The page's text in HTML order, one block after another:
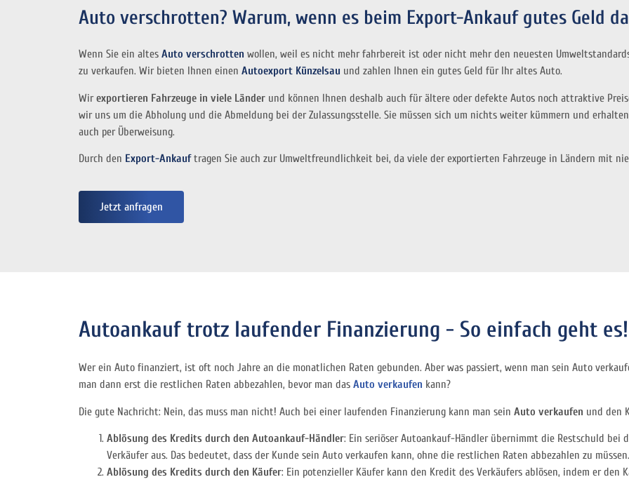
Auto verschrotten? Warum, wenn es beim Export-Ankauf gutes Geld
Wenn Sie ein altes Auto verschrotten wollen, weil es nicht mehr fahrbereit ist oder nicht mehr den neuesten
zu verkaufen. Wir bieten Ihnen einen Autoexport Künzelsau und zahlen Ihnen ein gutes Geld für Ihr altes Auto.
Wirexportieren Fahrzeuge in viele Länder und können Ihnen deshalb auch für ältere oder defekte Autos noch attraktive
wir uns um die Abholung und die Abmeldung bei der Zulassungsstelle. Sie müssen sich um nichts weiter kümmern und
auch per Überweisung.
Durch den Export-Ankauftragen Sie auch zur Umweltfreundlichkeit bei, da viele der exportierten Fahrzeuge in Ländern mit
Jetzt anfragen
Autoankauf trotz laufender Finanzierung - So einfach geht es!
Wer ein Auto finanziert, ist oft noch Jahre an die monatlichen Raten gebunden. Aber was passiert, wenn man sein Auto
man dann erst die restlichen Raten abbezahlen, bevor man das Auto verkaufen kann?
Die gute Nachricht: Nein, das muss man nicht! Auch bei einer laufenden Finanzierung kann man sein Auto verkaufen und den
Ablösung des Kredits durch den Autoankauf-Händler: Ein seriöser Autoankauf-Händler übernimmt die Restschuld bei
Verkäufer aus. Das bedeutet, dass der Kunde sein Auto verkaufen kann, ohne die restlichen Raten abbezahlen zu müssen.
Ablösung des Kredits durch den Käufer: Ein potenzieller Käufer kann den Kredit des Verkäufers ablösen, indem er